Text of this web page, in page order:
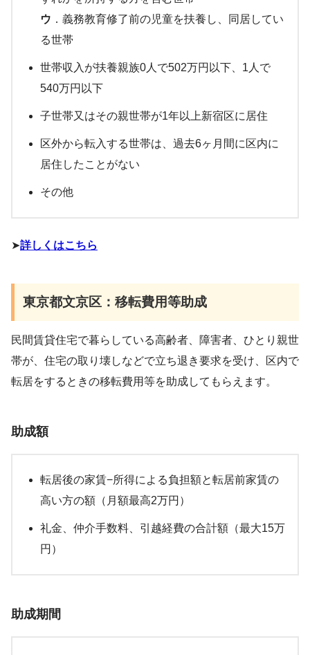
ウ ．義務教育修了前の児童を扶養し、同居してい
る世帯
世帯収入が扶養親族0人で502万円以下、1人で
540万円以下
子世帯又はその親世帯が1年以上新宿区に居住
区外から転入する世帯は、過去6ヶ月間に区内に
居住したことがない
その他
➤詳しくはこちら
東京都文京区：移転費用等助成
民間賃貸住宅で暮らしている高齢者、障害者、ひとり親世
帯が、住宅の取り壊しなどで立ち退き要求を受け、区内で
転居をするときの移転費用等を助成してもらえます。
助成額
転居後の家賃−所得による負担額と転居前家賃の
高い方の額（月額最高2万円）
礼金、仲介手数料、引越経費の合計額（最大15万
円）
助成期間